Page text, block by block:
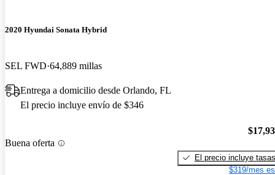
2020 Hyundai Sonata Hybrid
SEL FWD 64,889 millas
Entrega a domicilio desde Orlando, FL
El precio incluye envío de $346
Buena oferta
El precio incluye tasas
$319/mes